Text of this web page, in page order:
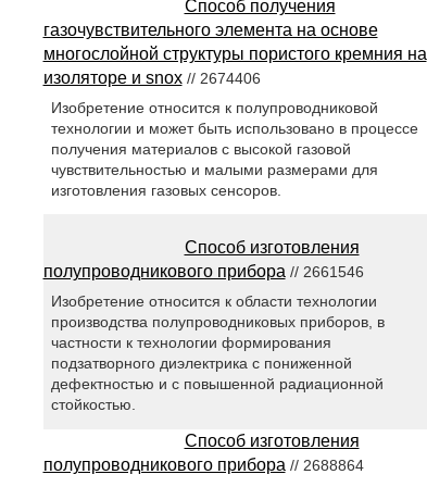
Способ получения
газочувствительного элемента на основе
многослойной структуры пористого кремния на
изоляторе и snox// 2674406
Изобретение относится к полупроводниковой
технологии и может быть использовано в процессе
получения материалов с высокой газовой
чувствительностью и малыми размерами для
изготовления газовых сенсоров.
Способ изготовления
полупроводникового прибора// 2661546
Изобретение относится к области технологии
производства полупроводниковых приборов, в
частности к технологии формирования
подзатворного диэлектрика с пониженной
дефектностью и с повышенной радиационной
стойкостью.
Способ изготовления
полупроводникового прибора // 2688864